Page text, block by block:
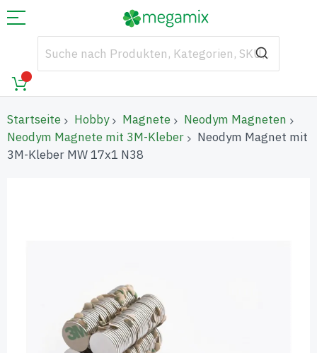
Startseite Hobby Magnete
Neodym Magneten
Neodym Magnete mit 3M-Kleber
Neodym Magnet mit
3M-Kleber MW 17x1 N38